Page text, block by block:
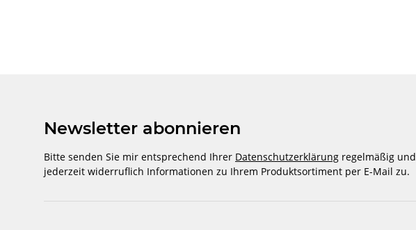
Newsletter abonnieren
Bitte senden Sie mir entsprechend Ihrer Datenschutzerklärung regelmäßig und
jederzeit widerruflich Informationen zu Ihrem Produktsortiment per E-Mail zu.